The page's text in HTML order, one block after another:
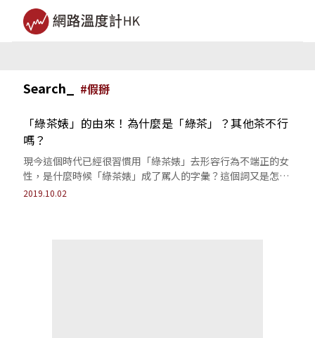
Search_ #假掰
「綠茶婊」的由來！為什麼是「綠茶」？其他茶不行
嗎？
現今這個時代已經很習慣用「綠茶婊」去形容行為不端正的女
性，是什麼時候「綠茶婊」成了罵人的字彙？這個詞又是怎麼
來的呢？
2019.10.02